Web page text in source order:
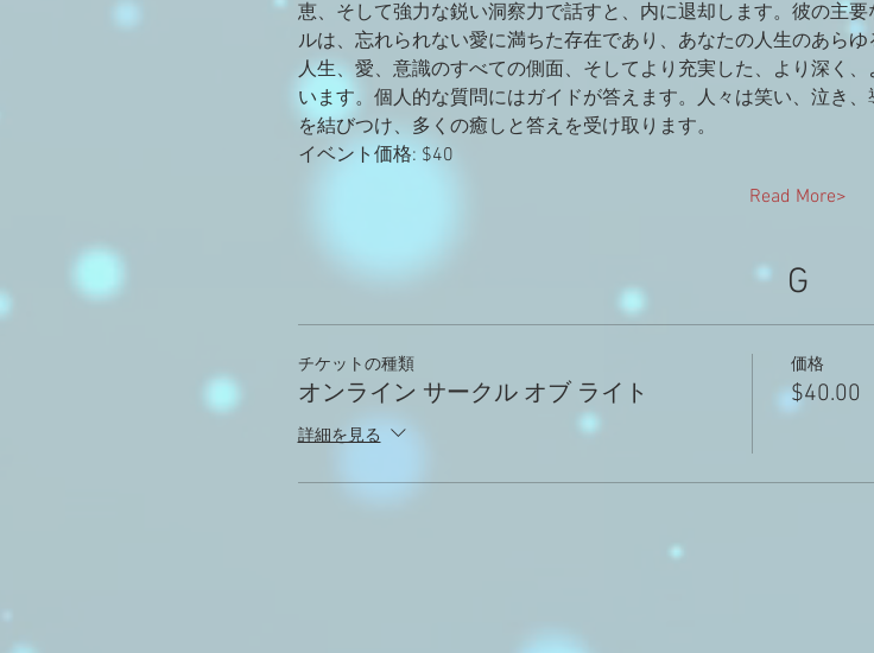
恵、そして強力な鋭い洞察力で話すと、内に退却します。彼の主
ルは、忘れられない愛に満ちた存在であり、あなたの人生のあら
人生、愛、意識のすべての側面、そしてより充実した、より深く
います。個人的な質問にはガイドが答えます。人々は笑い、泣き
を結びつけ、多くの癒しと答えを受け取ります。
イベント価格: $40
Read More>
G
チケットの種類
オンライン サークル オブ ライト
詳細を見る
価格
$40.00